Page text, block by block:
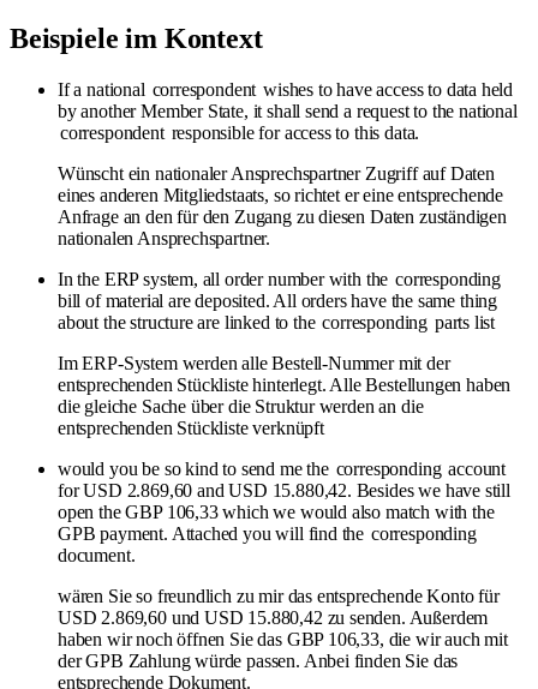
Beispiele im Kontext
If a national correspondent wishes to have access to data held
by another Member State, it shall send a request to the national
correspondent responsible for access to this data.
Wünscht ein nationaler Ansprechspartner Zugriff auf Daten
eines anderen Mitgliedstaats, so richtet er eine entsprechende
Anfrage an den für den Zugang zu diesen Daten zuständigen
nationalen Ansprechspartner.
In the ERP system, all order number with the corresponding
bill of material are deposited. All orders have the same thing
about the structure are linked to the corresponding parts list
Im ERP-System werden alle Bestell-Nummer mit der
entsprechenden Stückliste hinterlegt. Alle Bestellungen haben
die gleiche Sache über die Struktur werden an die
entsprechenden Stückliste verknüpft
would you be so kind to send me the corresponding account
for USD 2.869,60 and USD 15.880,42. Besides we have still
open the GBP 106,33 which we would also match with the
GPB payment. Attached you will find the corresponding
document.
wären Sie so freundlich zu mir das entsprechende Konto für
USD 2.869,60 und USD 15.880,42 zu senden. Außerdem
haben wir noch öffnen Sie das GBP 106,33, die wir auch mit
der GPB Zahlung würde passen. Anbei finden Sie das
entsprechende Dokument.